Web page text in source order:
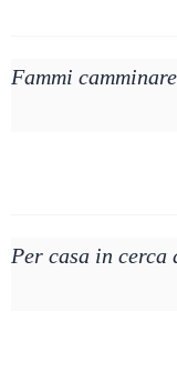
Fammi
Per casa in cerca